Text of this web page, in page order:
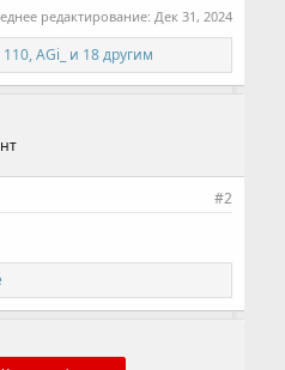
редактирование: Дек 31, 2024
110,AGi_ и 18 другим
#2